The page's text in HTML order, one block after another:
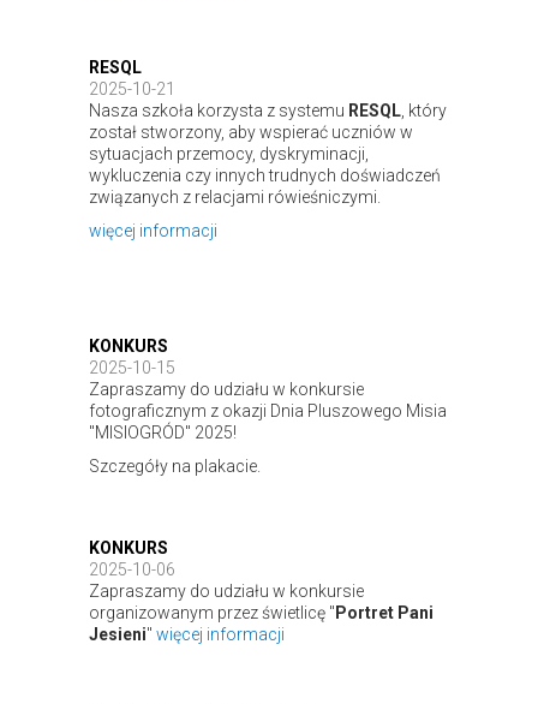
RESQL
2025-10-21
Nasza szkoła korzysta z systemu RESQL , który
został stworzony, aby wspierać uczniów w
sytuacjach przemocy, dyskryminacji,
wykluczenia czy innych trudnych doświadczeń
związanych z relacjami rówieśniczymi.
więcej informacji
KONKURS
2025-10-15
Zapraszamy do udziału w konkursie
fotograficznym z okazji Dnia Pluszowego Misia
"MISIOGRÓD" 2025!
Szczegóły na plakacie.
KONKURS
2025-10-06
Zapraszamy do udziału w konkursie
organizowanym przez świetlicę " Portret Pani
Jesieni" więcej informacji